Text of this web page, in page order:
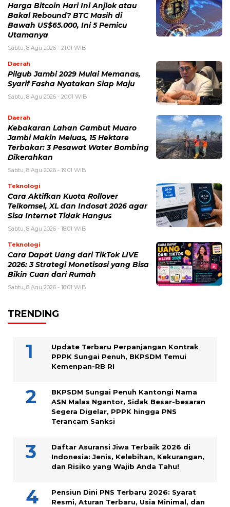
Harga Bitcoin Hari Ini Anjlok atau
Bakal Rebound? BTC Masih di
Bawah US$65.000, Ini 5 Pemicu
Utamanya
Sabtu, 8 Agu 2026 - 21:01 WIB
Daerah
Pilgub Jambi 2029 Mulai Memanas,
Syarif Fasha Nyatakan Siap Maju
Sabtu, 8 Agu 2026 - 20:01 WIB
Daerah
Kebakaran Lahan Gambut Muaro
Jambi Makin Meluas, 15 Hektare
Terbakar: 3 Pesawat Water Bombing
Dikerahkan
Sabtu, 8 Agu 2026 - 19:01 WIB
Teknologi
Cara Aktifkan Kuota Rollover
Telkomsel, XL dan Indosat 2026 agar
Sisa Internet Tidak Hangus
Sabtu, 8 Agu 2026 - 18:01 WIB
Teknologi
Cara Dapat Uang dari TikTok LIVE
2026: 3 Strategi Monetisasi yang Bisa
Bikin Cuan dari Rumah
Sabtu, 8 Agu 2026 - 18:01 WIB
TRENDING
Update Terbaru Perpanjangan Kontrak
PPPK Sungai Penuh, BKPSDM Temui
Kemenpan-RB RI
BKPSDM Sungai Penuh Kantongi Nama
ASN Malas Ngantor, Sidak Besar-besaran
Segera Digelar, PPPK hingga PNS
Terancam Sanksi
Daftar Asuransi Jiwa Terbaik 2026 di
Indonesia: Jenis, Kelebihan, Kekurangan,
dan Risiko yang Wajib Anda Tahu!
Pensiun Dini PNS Terbaru 2026: Syarat
Resmi, Aturan Terbaru, Usia Minimal, dan